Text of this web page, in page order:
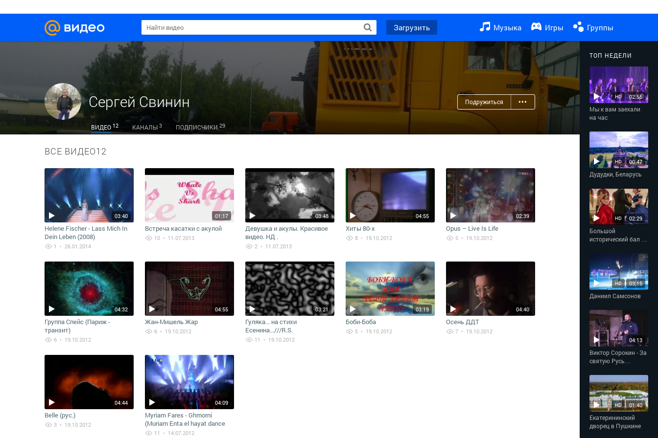
Загрузить Музыка Игры Группы
Сергей Свинин Подружиться •••
ВИДЕО 12 КАНАЛЫ 3 ПОДПИСЧИКИ 29
ВСЕ ВИДЕО12
03:40
Helene Fischer - Lass Mich In
Dein Leben (2008)
1 • 26.01.2014
01:17
Встреча касатки с акулой
10 • 11.07.2013
03:48
Девушка и акулы. Красивое
видео. НД .
2 • 11.07.2013
04:55
Хиты 80-х
8 • 19.10.2012
02:39
Opus – Live Is Life
5 • 19.10.2012
04:32
Группа Спейс (Париж -
транзит)
6 • 19.10.2012
04:55
Жан-Мишель Жар
6 • 19.10.2012
03:21
Гуляка... на стихи
Есенина...///R.S.
11 • 19.10.2012
03:19
Боби-Боба
5 • 19.10.2012
04:40
Осень ДДТ
7 • 19.10.2012
04:44
Belle (рус.)
3 • 19.10.2012
04:09
Myriam Fares - Ghmorni
(Muriam Enta el hayat dance
mix remaked)
11 • 14.07.2012
ТОП НЕДЕЛИ
02:55
HD
Мы к вам заехали
на час
00:47
HD
Дудудки, Беларусь
02:29
HD
Большой
исторический бал в
«Талион»
03:15
HD
Даниил Самсонов
04:13
Виктор Сорокин - За
святую Русь
01:40
HD
Екатерининский
дворец в Пушкине